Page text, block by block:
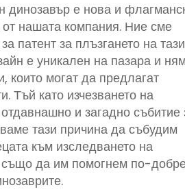
динозавър е нова и
от нашата компания. Ние сме
патент за плъзгането на тази
е уникален на пазара и
които могат да предлагат
Тъй като изчезването на
и загадно събитие
тази причина да събудим
към изследването на
също да им помогнем по-